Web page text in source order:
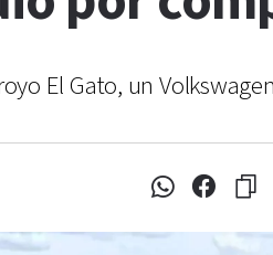
El Gato, un